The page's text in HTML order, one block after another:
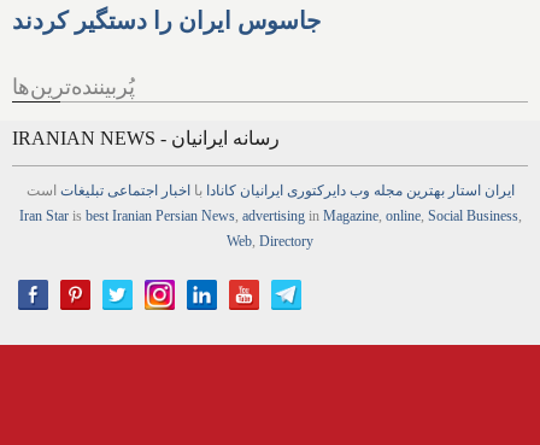
جاسوس ایران را دستگیر کردند
پُربیننده‌ترین‌ها
IRANIAN NEWS - رسانه ایرانیان
ایران استار بهترین مجله وب دایرکتوری ایرانیان کانادا با اخبار اجتماعی تبلیغات است
Iran Staris best Iranian Persian News, advertisingin Magazine, online, Social Business,
Web, Directory